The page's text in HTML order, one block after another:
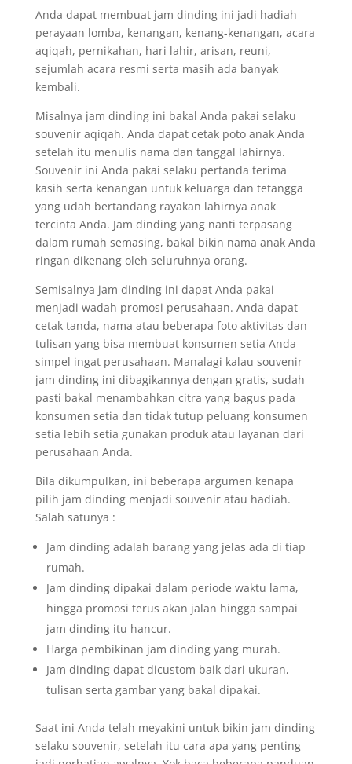
Anda dapat membuat jam dinding ini jadi hadiah
perayaan lomba, kenangan, kenang-kenangan, acara
aqiqah, pernikahan, hari lahir, arisan, reuni,
sejumlah acara resmi serta masih ada banyak
kembali.
Misalnya jam dinding ini bakal Anda pakai selaku
souvenir aqiqah. Anda dapat cetak poto anak Anda
setelah itu menulis nama dan tanggal lahirnya.
Souvenir ini Anda pakai selaku pertanda terima
kasih serta kenangan untuk keluarga dan tetangga
yang udah bertandang rayakan lahirnya anak
tercinta Anda. Jam dinding yang nanti terpasang
dalam rumah semasing, bakal bikin nama anak Anda
ringan dikenang oleh seluruhnya orang.
Semisalnya jam dinding ini dapat Anda pakai
menjadi wadah promosi perusahaan. Anda dapat
cetak tanda, nama atau beberapa foto aktivitas dan
tulisan yang bisa membuat konsumen setia Anda
simpel ingat perusahaan. Manalagi kalau souvenir
jam dinding ini dibagikannya dengan gratis, sudah
pasti bakal menambahkan citra yang bagus pada
konsumen setia dan tidak tutup peluang konsumen
setia lebih setia gunakan produk atau layanan dari
perusahaan Anda.
Bila dikumpulkan, ini beberapa argumen kenapa
pilih jam dinding menjadi souvenir atau hadiah.
Salah satunya :
Jam dinding adalah barang yang jelas ada di tiap
rumah.
Jam dinding dipakai dalam periode waktu lama,
hingga promosi terus akan jalan hingga sampai
jam dinding itu hancur.
Harga pembikinan jam dinding yang murah.
Jam dinding dapat dicustom baik dari ukuran,
tulisan serta gambar yang bakal dipakai.
Saat ini Anda telah meyakini untuk bikin jam dinding
selaku souvenir, setelah itu cara apa yang penting